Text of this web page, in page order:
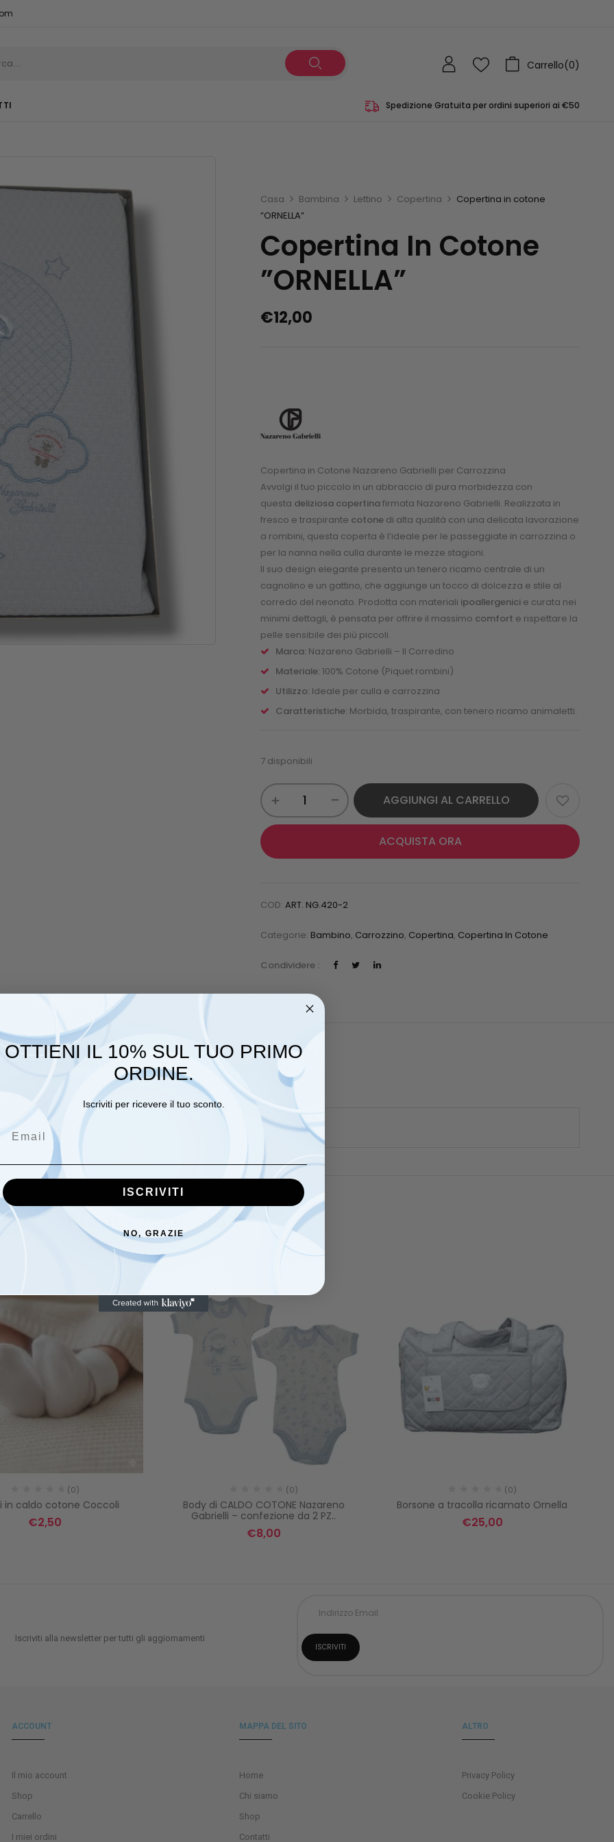
Carrello(0)
Spedizione Gratuita per ordini superiori ai €50
Casa Bambina Lettino Copertina
Copertina in cotone
”ORNELLA”
Copertina In Cotone
”ORNELLA”
€12,00
Copertina in Cotone Nazareno Gabrielli per Carrozzina
Avvolgi il tuo piccolo in un abbraccio di pura morbidezza con
questa deliziosa copertinafirmata Nazareno Gabrielli. Realizzata in
fresco e traspirante cotone di alta qualità con una delicata lavorazione
a rombini, questa coperta è l’ideale per le passeggiate in carrozzina o
per la nanna nella culla durante le mezze stagioni.
Il suo design elegante presenta un tenero ricamo centrale di un
cagnolino e un gattino, che aggiunge un tocco di dolcezza e stile al
corredo del neonato. Prodotta con materiali ipoallergenici e curata nei
minimi dettagli, è pensata per offrire il massimo comfort e rispettare la
pelle sensibile dei più piccoli.
Marca: Nazareno Gabrielli – Il Corredino
Materiale: 100% Cotone (Piquet rombini)
Utilizzo: Ideale per culla e carrozzina
Caratteristiche: Morbida, traspirante, con tenero ricamo animaletti.
7 disponibili
AGGIUNGI AL CARRELLO
ACQUISTA ORA
COD:ART. NG.420-2
Categorie: Bambino, Carrozzino, Copertina, Copertina In Cotone
Condividere :
Informazioni aggiuntive Recensioni (0)
Prodotti Correlati
(0)
in caldo cotone Coccoli
€2,50
(0)
Body di CALDO COTONE Nazareno
Gabrielli – confezione da 2 PZ..
€8,00
(0)
Borsone a tracolla ricamato Ornella
€25,00
Iscriviti alla newsletter per tutti gli aggiornamenti
ACCOUNT
Il mio account
Shop
Carrello
I miei ordini
MAPPA DEL SITO
Home
Chi siamo
Shop
Contatti
ALTRO
Privacy Policy
Cookie Policy
OTTIENI IL 10% SUL TUO PRIMO
ORDINE.
Iscriviti per ricevere il tuo sconto.
ISCRIVITI
NO, GRAZIE